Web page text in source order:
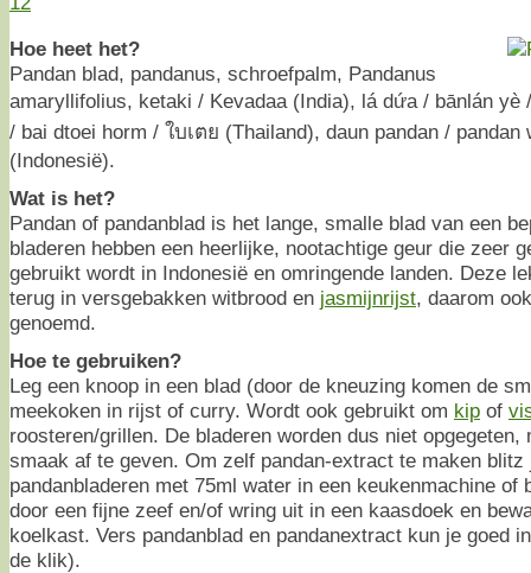
Hoe heet het?
Pandan blad, pandanus, schroefpalm, Pandanus
amaryllifolius, ketaki / Kevadaa (India), lá dứa / bānlán yè
/ bai dtoei horm / ใบเตย (Thailand), daun pandan / pandan
(Indonesië).
Wat is het?
Pandan of pandanblad is het lange, smalle blad van een
bladeren hebben een heerlijke, nootachtige geur die zeer
gebruikt wordt in Indonesië en omringende landen. Deze
terug in versgebakken witbrood en jasmijnrijst, daarom
genoemd.
Hoe te gebruiken?
Leg een knoop in een blad (door de kneuzing komen de
meekoken in rijst of curry. Wordt ook gebruikt om kip of
roosteren/grillen. De bladeren worden dus niet opgegeten,
smaak af te geven. Om zelf pandan-extract te maken blitz
pandanbladeren met 75ml water in een keukenmachine of
door een fijne zeef en/of wring uit in een kaasdoek en
koelkast. Vers pandanblad en pandanextract kun je goed
de klik).